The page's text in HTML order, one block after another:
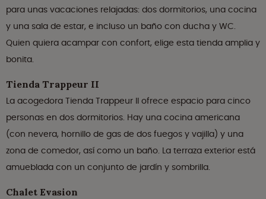
para unas vacaciones relajadas: dos dormitorios, una cocina
y una sala de estar, e incluso un baño con ducha y WC.
Quien quiera acampar con confort, elige esta tienda amplia y
bonita.
Tienda Trappeur II
La acogedora Tienda Trappeur II ofrece espacio para cinco
personas en dos dormitorios. Hay una cocina americana
(con nevera, hornillo de gas de dos fuegos y vajilla) y una
zona de comedor, así como un baño. La terraza exterior está
amueblada con un conjunto de jardín y sombrilla.
Chalet Evasion